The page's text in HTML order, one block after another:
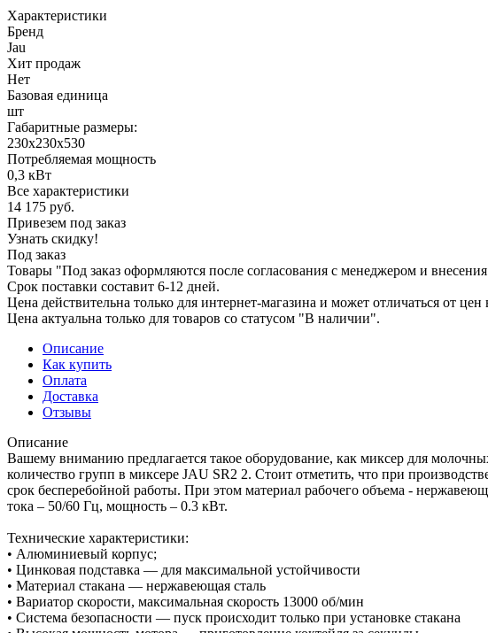
Характеристики
Бренд
Jau
Хит продаж
Нет
Базовая единица
шт
Габаритные размеры:
230х230х530
Потребляемая мощность
0,3 кВт
Все характеристики
14 175 руб.
Привезем под заказ
Узнать скидку!
Под заказ
Товары "Под заказ оформляются после согласования с менеджером и
Срок поставки составит 6-12 дней.
Цена действительна только для интернет-магазина и может отличаться от
Цена актуальна только для товаров со статусом "В наличии".
Описание
Как купить
Оплата
Доставка
Отзывы
Описание
Вашему вниманию предлагается такое оборудование, как миксер для
количество групп в миксере JAU SR2 2. Стоит отметить, что при
срок бесперебойной работы. При этом материал рабочего объема -
тока – 50/60 Гц, мощность – 0.3 кВт.
Технические характеристики:
• Алюминиевый корпус;
• Цинковая подставка — для максимальной устойчивости
• Материал стакана — нержавеющая сталь
• Вариатор скорости, максимальная скорость 13000 об/мин
• Система безопасности — пуск происходит только при установке стакана